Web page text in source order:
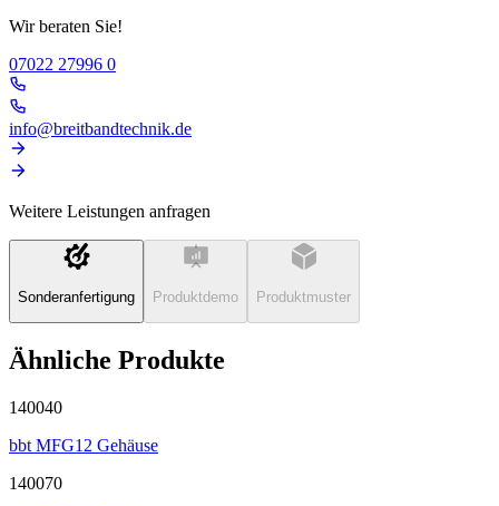
Wir beraten Sie!
07022 27996 0
info@breitbandtechnik.de
Weitere Leistungen anfragen
Sonderanfertigung Produktdemo Produktmuster
Ähnliche Produkte
140040
bbt MFG12 Gehäuse
140070